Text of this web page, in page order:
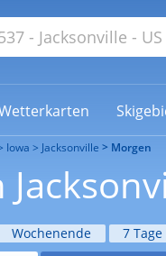
Iowa Jacksonville Morgen
Wochenende 7 Tage